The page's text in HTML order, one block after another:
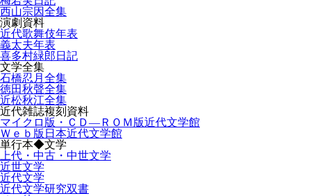
西山宗因全集
演劇資料
近代歌舞伎年表
義太夫年表
喜多村緑郎日記
文学全集
石橋忍月全集
徳田秋聲全集
近松秋江全集
近代雑誌複刻資料
マイクロ版・ＣＤ―ＲＯＭ版近代文学館
Ｗｅｂ版日本近代文学館
単行本◆文学
上代・中古・中世文学
近世文学
近代文学
近代文学研究双書